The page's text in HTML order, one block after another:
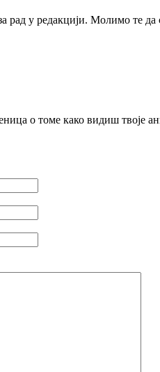
рад у редакцији. Молимо те
о томе како видиш твоје